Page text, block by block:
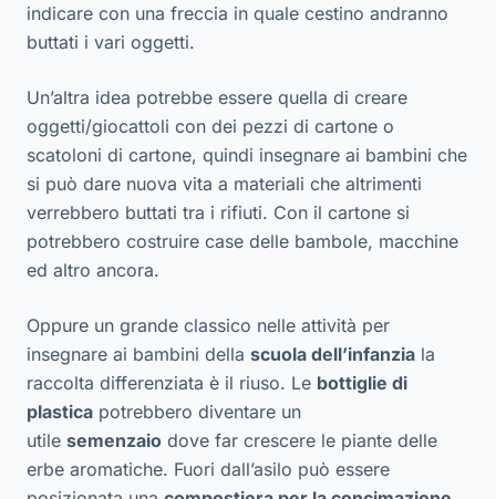
indicare con una freccia in quale cestino andranno
buttati i vari oggetti.
Un’altra idea potrebbe essere quella di creare
oggetti/giocattoli con dei pezzi di cartone o
scatoloni di cartone, quindi insegnare ai bambini che
si può dare nuova vita a materiali che altrimenti
verrebbero buttati tra i rifiuti. Con il cartone si
potrebbero costruire case delle bambole, macchine
ed altro ancora.
Oppure un grande classico nelle attività per
insegnare ai bambini della scuola dell’infanzia la
raccolta differenziata è il riuso. Le bottiglie di
plastica potrebbero diventare un
utile semenzaio dove far crescere le piante delle
erbe aromatiche. Fuori dall’asilo può essere